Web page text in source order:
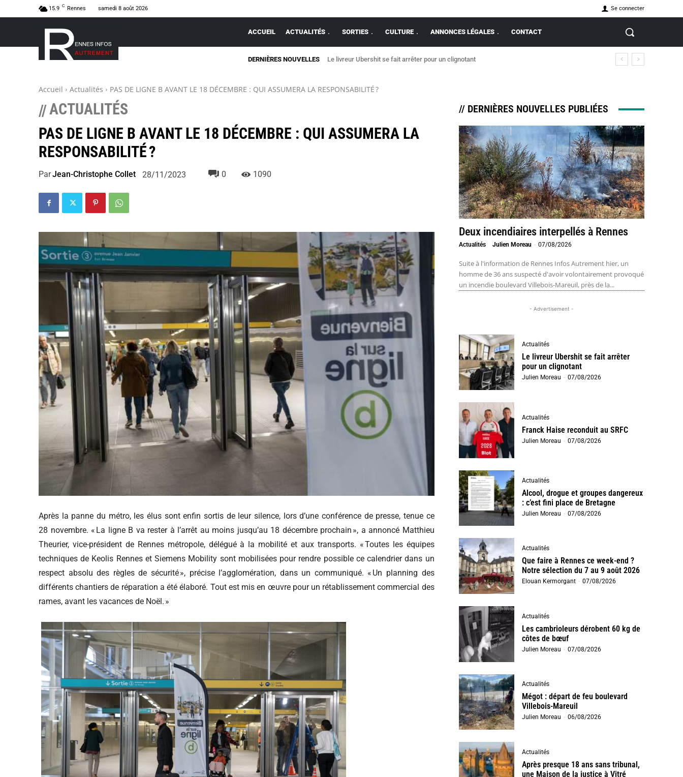
15.9 C Rennes samedi 8 août 2026 Se connecter
ACCUEIL ACTUALITÉS SORTIES CULTURE ANNONCES LÉGALES CONTACT
DERNIÈRES NOUVELLES Le livreur Ubershit se fait arrêter pour un clignotant
Franck Haise reconduit au SRFC
Accueil Actualités PAS DE LIGNE B AVANT LE 18 DÉCEMBRE : QUI ASSUMERA LA RESPONSABILITÉ ?
//ACTUALITÉS
PAS DE LIGNE B AVANT LE 18 DÉCEMBRE : QUI ASSUMERA LA
RESPONSABILITÉ ?
ParJean-Christophe Collet 28/11/2023 0 1090
Après la panne du métro, les élus sont enfin sortis de leur silence, lors d’une conférence de presse, tenue ce
28 novembre. « La ligne B va rester à l’arrêt au moins jusqu’au 18 décembre prochain », a annoncé Matthieu
Theurier, vice-président de Rennes métropole, délégué à la mobilité et aux transports. « Toutes les équipes
techniques de Keolis Rennes et Siemens Mobility sont mobilisées pour rendre possible ce calendrier dans un
respect absolu des règles de sécurité », précise l’agglomération, dans un communiqué. « Un planning des
différents chantiers de réparation a été élaboré. Tout est mis en œuvre pour un rétablissement commercial des
rames, avant les vacances de Noël. »
// DERNIÈRES NOUVELLES PUBLIÉES
Deux incendiaires interpellés à Rennes
Actualités Julien Moreau - 07/08/2026
Suite à l'information de Rennes Infos Autrement hier, un
homme de 36 ans suspecté d'avoir volontairement provoqué
un incendie boulevard Villebois-Mareuil, près de la...
- Advertisement -
Actualités
Le livreur Ubershit se fait arrêter
pour un clignotant
Julien Moreau - 07/08/2026
Actualités
Franck Haise reconduit au SRFC
Julien Moreau - 07/08/2026
Actualités
Alcool, drogue et groupes dangereux
: c’est fini place de Bretagne
Julien Moreau - 07/08/2026
Actualités
Que faire à Rennes ce week-end ?
Notre sélection du 7 au 9 août 2026
Elouan Kermorgant - 07/08/2026
Actualités
Les cambrioleurs dérobent 60 kg de
côtes de bœuf
Julien Moreau - 07/08/2026
Actualités
Mégot : départ de feu boulevard
Villebois-Mareuil
Julien Moreau - 06/08/2026
Actualités
Après presque 18 ans sans tribunal,
une Maison de la justice à Vitré